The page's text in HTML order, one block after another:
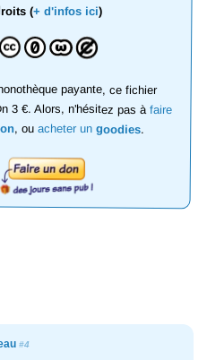
(+ d'infos ici)
payante, ce fichier
3 €. Alors, n'hésitez pas àfaire
, ouacheter ungoodies.
#4